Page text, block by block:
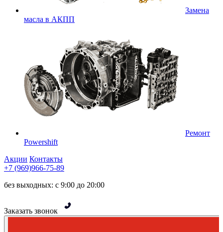
Замена
масла в АКПП
Ремонт
Powershift
Акции Контакты
+7 (969)966-75-89
без выходных: с 9:00 до 20:00
Заказать звонок